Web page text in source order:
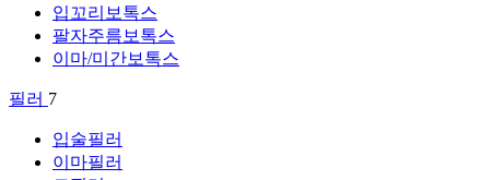
입꼬리보톡스
팔자주름보톡스
이마/미간보톡스
필러 7
입술필러
이마필러